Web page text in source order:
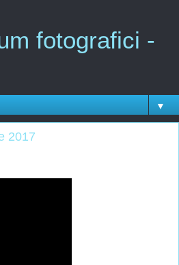
fotografici -
▼
2017